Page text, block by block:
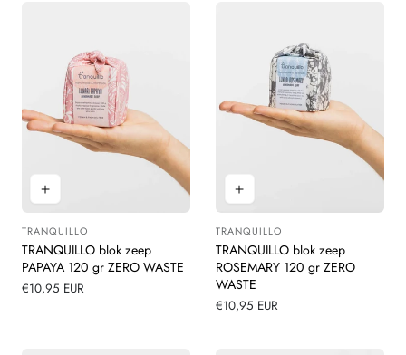
Leverancier:
TRANQUILLO
TRANQUILLO blok zeep
PAPAYA 120 gr ZERO WASTE
Normale
€10,95 EUR
Leverancier:
TRANQUILLO
TRANQUILLO blok zeep
ROSEMARY 120 gr ZERO
WASTE
Normale
€10,95 EUR